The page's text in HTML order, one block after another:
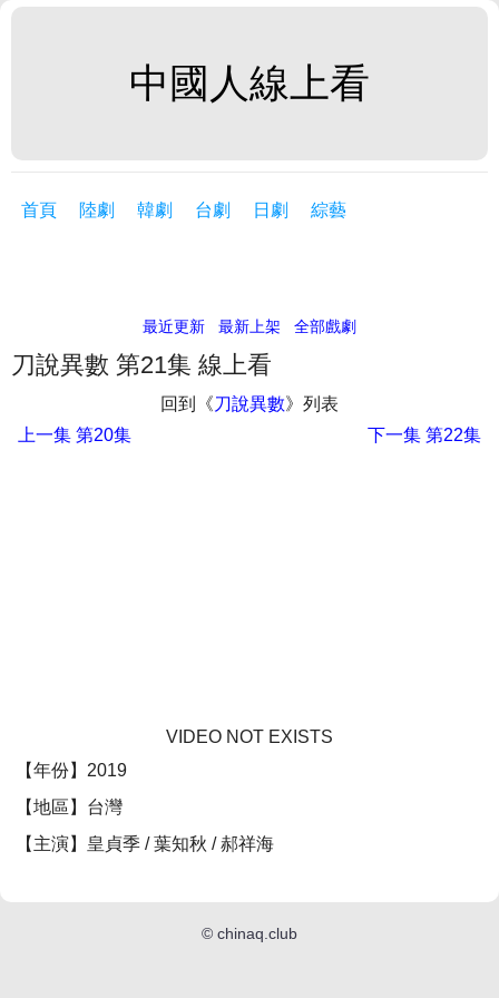
中國人線上看
首頁 陸劇 韓劇 台劇 日劇 綜藝
最近更新 最新上架 全部戲劇
刀說異數 第21集 線上看
回到《刀說異數》列表
上一集 第20集 下一集第22集
VIDEO NOT EXISTS
【年份】2019
【地區】台灣
【主演】皇貞季 / 葉知秋 / 郝祥海
© chinaq.club